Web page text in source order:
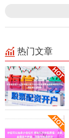
热门文章